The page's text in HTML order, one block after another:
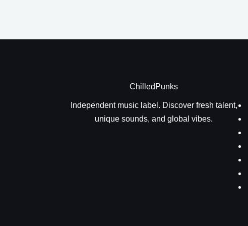
ChilledPunks
Independent music label. Discover fresh talent,
unique sounds, and global vibes.